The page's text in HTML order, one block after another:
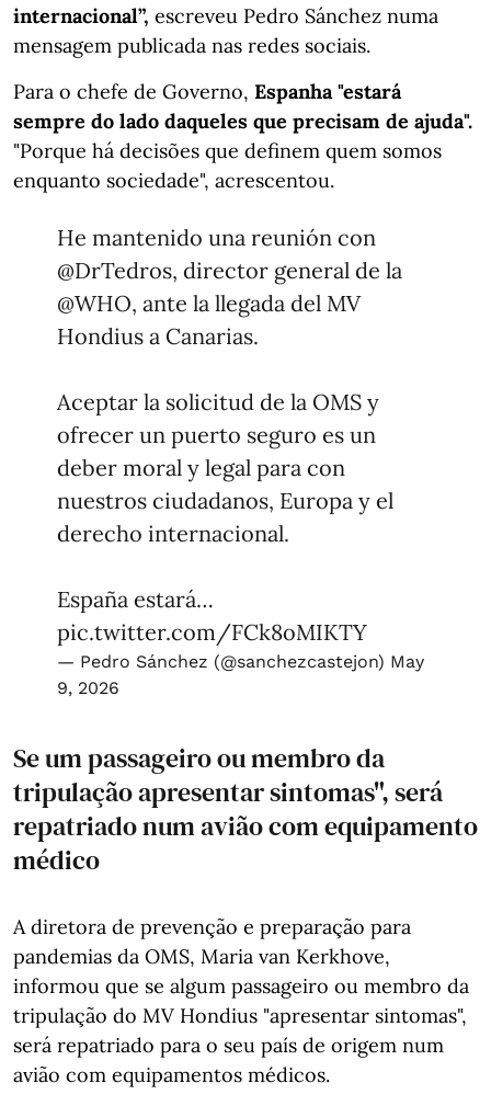
internacional”, escreveu Pedro Sánchez numa
mensagem publicada nas redes sociais.
Para o chefe de Governo, Espanha "estará
sempre do lado daqueles que precisam de ajuda".
"Porque há decisões que definem quem somos
enquanto sociedade", acrescentou.
He mantenido una reunión con
@DrTedros, director general de la
@WHO, ante la llegada del MV
Hondius a Canarias.
Aceptar la solicitud de la OMS y
ofrecer un puerto seguro es un
deber moral y legal para con
nuestros ciudadanos, Europa y el
derecho internacional.
España estará…
pic.twitter.com/FCk8oMIKTY
— Pedro Sánchez (@sanchezcastejon) May
9, 2026
Se um passageiro ou membro da
tripulação apresentar sintomas", será
repatriado num avião com equipamento
médico
A diretora de prevenção e preparação para
pandemias da OMS, Maria van Kerkhove,
informou que se algum passageiro ou membro da
tripulação do MV Hondius "apresentar sintomas",
será repatriado para o seu país de origem num
avião com equipamentos médicos.